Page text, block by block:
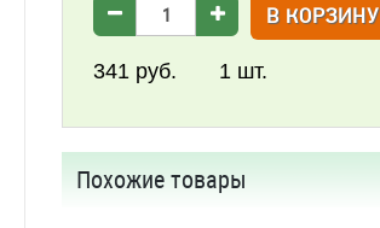
В КОРЗИНУ
341 руб. 1 шт.
Похожие товары